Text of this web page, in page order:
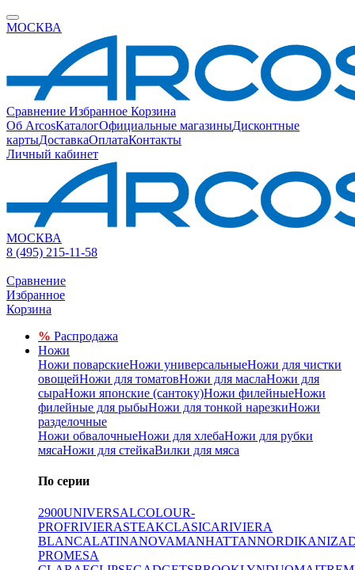
МОСКВА
Сравнение Избранное Корзина
Об ArcosКаталогОфициальные магазиныДисконтные
картыДоставкаОплатаКонтакты
Личный кабинет
МОСКВА
8 (495) 215-11-58
Сравнение
Избранное
Корзина
% Распродажа
Ножи
Ножи поварскиеНожи универсальныеНожи для чистки
овощейНожи для томатовНожи для маслаНожи для
сыраНожи японские (сантоку)Ножи филейныеНожи
филейные для рыбыНожи для тонкой нарезкиНожи
разделочные
Ножи обвалочныеНожи для хлебаНожи для рубки
мясаНожи для стейкаВилки для мяса
По серии
2900UNIVERSALCOLOUR-
PROFRIVIERASTEAKCLASICARIVIERA
BLANCALATINANOVAMANHATTANNORDIKANIZA
PROMESA